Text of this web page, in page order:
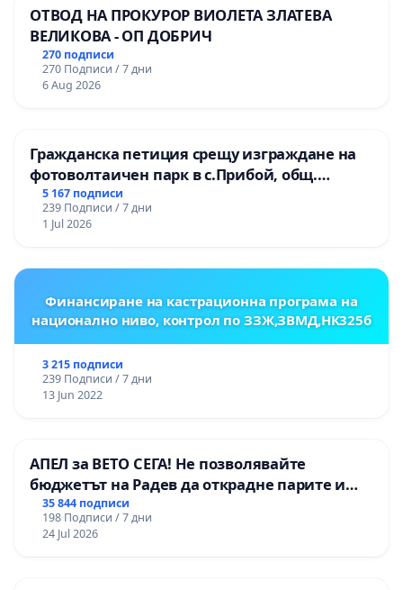
ОТВОД НА ПРОКУРОР ВИОЛЕТА ЗЛАТЕВА
ВЕЛИКОВА - ОП ДОБРИЧ
270 подписи
270 Подписи / 7 дни
6 Aug 2026
Гражданска петиция срещу изграждане на
фотоволтаичен парк в с.Прибой, общ.
Радомир
5 167 подписи
239 Подписи / 7 дни
1 Jul 2026
Финансиране на кастрационна програма на
национално ниво, контрол по ЗЗЖ,ЗВМД,НК325б
3 215 подписи
239 Подписи / 7 дни
13 Jun 2022
АПЕЛ за ВЕТО СЕГА! Не позволявайте
бюджетът на Радев да открадне парите и
правата ни в тъмното
35 844 подписи
198 Подписи / 7 дни
24 Jul 2026